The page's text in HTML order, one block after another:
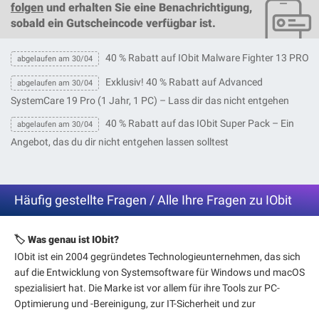
folgen und erhalten Sie eine Benachrichtigung,
sobald ein Gutscheincode verfügbar ist.
abgelaufen am 30/04 40 % Rabatt auf IObit Malware Fighter 13 PRO
abgelaufen am 30/04
Exklusiv! 40 % Rabatt auf Advanced
SystemCare 19 Pro (1 Jahr, 1 PC) – Lass dir das nicht entgehen
abgelaufen am 30/04
40 % Rabatt auf das IObit Super Pack – Ein
Angebot, das du dir nicht entgehen lassen solltest
Häufig gestellte Fragen / Alle Ihre Fragen zu IObit
🏷️ Was genau ist IObit?
IObit ist ein 2004 gegründetes Technologieunternehmen, das sich
auf die Entwicklung von Systemsoftware für Windows und macOS
spezialisiert hat. Die Marke ist vor allem für ihre Tools zur PC-
Optimierung und -Bereinigung, zur IT-Sicherheit und zur